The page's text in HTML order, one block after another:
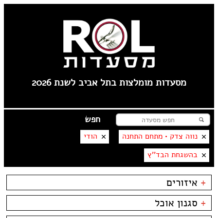
מסעדות מומלצות בתל אביב לשנת 2026
נווה צדק • מתחם התחנה
הודי
בהשגחת הבד''ץ
+ איזורים
צפון ישן
שוק הפשפשים
+ סגנון אוכל